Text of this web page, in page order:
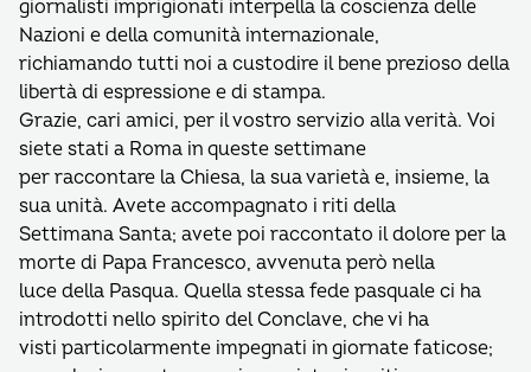
giornalisti imprigionati interpella la coscienza delle
Nazioni e della comunità internazionale,
richiamando tutti noi a custodire il bene prezioso della
libertà di espressione e di stampa.
Grazie, cari amici, per il vostro servizio alla verità. Voi
siete stati a Roma in queste settimane
per raccontare la Chiesa, la sua varietà e, insieme, la
sua unità. Avete accompagnato i riti della
Settimana Santa; avete poi raccontato il dolore per la
morte di Papa Francesco, avvenuta però nella
luce della Pasqua. Quella stessa fede pasquale ci ha
introdotti nello spirito del Conclave, che vi ha
visti particolarmente impegnati in giornate faticose;